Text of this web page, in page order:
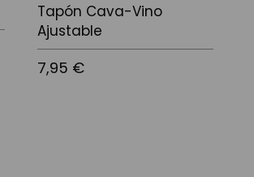
Tapón Cava-Vino
Ajustable
7,95 €